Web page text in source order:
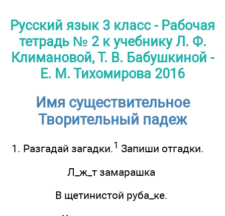
Русский язык 3 класс - Рабочая
тетрадь № 2 к учебнику Л. Ф.
Климановой, Т. В. Бабушкиной -
Е. М. Тихомирова 2016
Имя существительное
Творительный падеж
1. Разгадай загадки.1 Запиши отгадки.
Л_ж_т замарашка
В щетинистой руба_ке.